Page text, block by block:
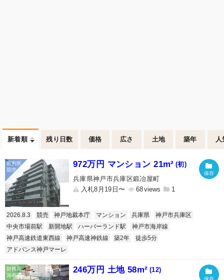
新着順 残り日数 価格 広さ 土地 築年 人
972万円 マンション 21m² (初)
兵庫県神戸市兵庫区鍛冶屋町
入札8月19日〜
68 1
2026.8.3 競売 神戸地裁本庁 マンション 兵庫県
神戸市兵庫区
中央市場前駅
新開地駅 ハーバーランド駅
神戸市海岸線
神戸高速鉄道東西線
神戸高速神鉄線 築2年
徒歩5分
アドバンス神戸マーレ
246万円 土地 58m² (12)